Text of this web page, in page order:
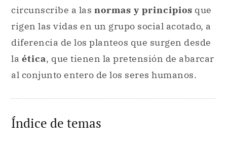
circunscribe a las normas y principios que
rigen las vidas en un grupo social acotado, a
diferencia de los planteos que surgen desde
la ética, que tienen la pretensión de abarcar
al conjunto entero de los seres humanos.
Índice de temas